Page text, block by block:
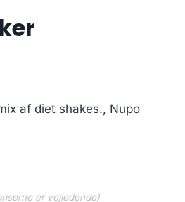
af diet shakes., Nupo
er vejledende)